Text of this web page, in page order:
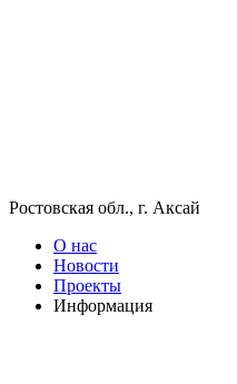
Ростовская обл., г. Аксай
О нас
Новости
Проекты
Информация